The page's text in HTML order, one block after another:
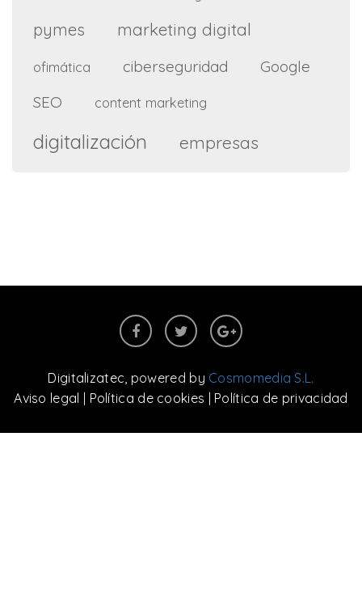
pymes marketing digital
ofimática ciberseguridad
Google
SEO
content marketing
digitalización empresas
Digitalizatec, powered by Cosmomedia S.L.
Aviso legal
Política de cookies Política de privacidad